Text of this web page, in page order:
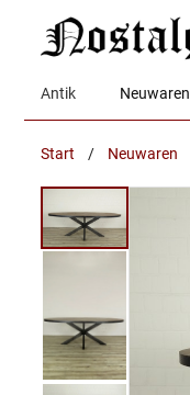
Antik Neuwaren
Start / Neuwaren